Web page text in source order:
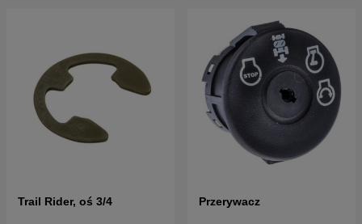
Trail Rider, oś 3/4 Przerywacz